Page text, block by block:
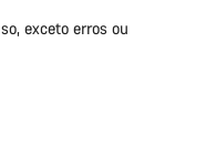
exceto erros ou